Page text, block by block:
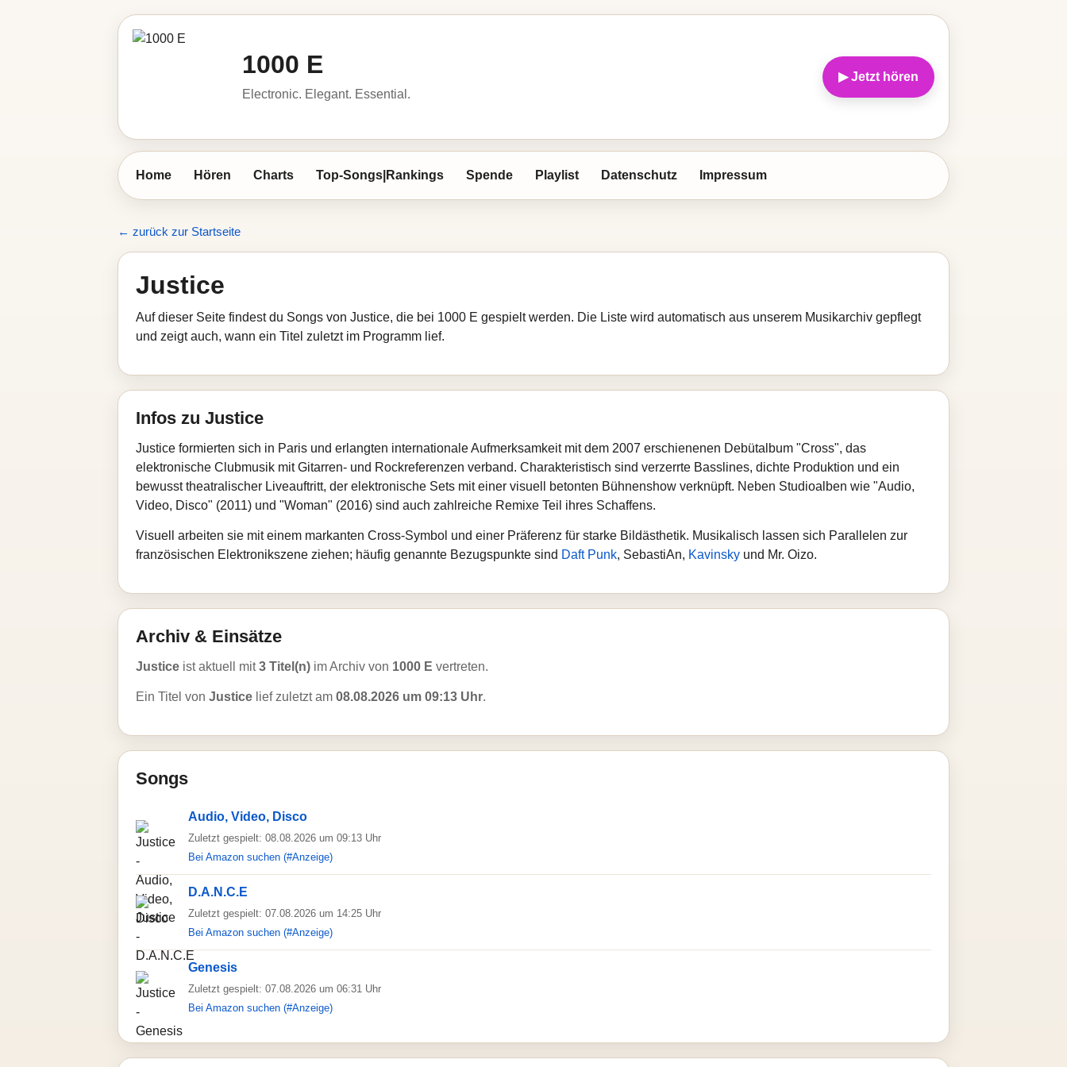
1000 E
Electronic. Elegant. Essential.
▶ Jetzt hören
Home Hören Charts Top-Songs|Rankings Spende Playlist Datenschutz Impressum
← zurück zur Startseite
Justice
Auf dieser Seite findest du Songs von Justice, die bei 1000 E gespielt werden. Die Liste wird automatisch aus unserem Musikarchiv gepflegt
und zeigt auch, wann ein Titel zuletzt im Programm lief.
Infos zu Justice
Justice formierten sich in Paris und erlangten internationale Aufmerksamkeit mit dem 2007 erschienenen Debütalbum "Cross", das
elektronische Clubmusik mit Gitarren- und Rockreferenzen verband. Charakteristisch sind verzerrte Basslines, dichte Produktion und ein
bewusst theatralischer Liveauftritt, der elektronische Sets mit einer visuell betonten Bühnenshow verknüpft. Neben Studioalben wie "Audio,
Video, Disco" (2011) und "Woman" (2016) sind auch zahlreiche Remixe Teil ihres Schaffens.
Visuell arbeiten sie mit einem markanten Cross-Symbol und einer Präferenz für starke Bildästhetik. Musikalisch lassen sich Parallelen zur
französischen Elektronikszene ziehen; häufig genannte Bezugspunkte sind Daft Punk, SebastiAn, Kavinsky und Mr. Oizo.
Archiv & Einsätze
Justice ist aktuell mit3 Titel(n) im Archiv von 1000 E vertreten.
Ein Titel von Justice lief zuletzt am 08.08.2026 um 09:13 Uhr.
Songs
Audio, Video, Disco
Zuletzt gespielt: 08.08.2026 um 09:13 Uhr
Bei Amazon suchen (#Anzeige)
D.A.N.C.E
Zuletzt gespielt: 07.08.2026 um 14:25 Uhr
Bei Amazon suchen (#Anzeige)
Genesis
Zuletzt gespielt: 07.08.2026 um 06:31 Uhr
Bei Amazon suchen (#Anzeige)